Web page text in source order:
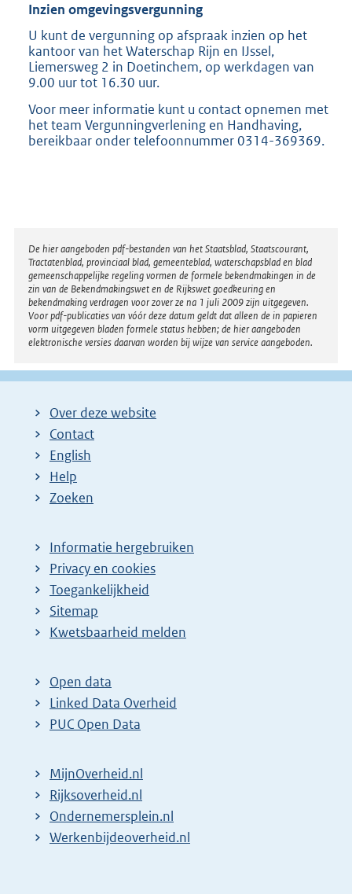
Inzien omgevingsvergunning
U kunt de vergunning op afspraak inzien op het
kantoor van het Waterschap Rijn en IJssel,
Liemersweg 2 in Doetinchem, op werkdagen van
9.00 uur tot 16.30 uur.
Voor meer informatie kunt u contact opnemen met
het team Vergunningverlening en Handhaving,
bereikbaar onder telefoonnummer 0314-369369.
Disclaimer
De hier aangeboden pdf-bestanden van het Staatsblad, Staatscourant,
Tractatenblad, provinciaal blad, gemeenteblad, waterschapsblad en blad
gemeenschappelijke regeling vormen de formele bekendmakingen in de
zin van de Bekendmakingswet en de Rijkswet goedkeuring en
bekendmaking verdragen voor zover ze na 1 juli 2009 zijn uitgegeven.
Voor pdf-publicaties van vóór deze datum geldt dat alleen de in papieren
vorm uitgegeven bladen formele status hebben; de hier aangeboden
elektronische versies daarvan worden bij wijze van service aangeboden.
Over deze website
Contact
English
Help
Zoeken
Informatie hergebruiken
Privacy en cookies
Toegankelijkheid
Sitemap
E
t
e
r
l
i
n
k
Kwetsbaarheid melden
Open data
Linked Data Overheid
PUC Open Data
MijnOverheid.nl
E
x
t
Rijksoverheid.nl
E
x
Ondernemersplein.nl
E
Werkenbijdeoverheid.nl